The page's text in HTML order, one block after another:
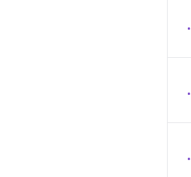
.
.
.